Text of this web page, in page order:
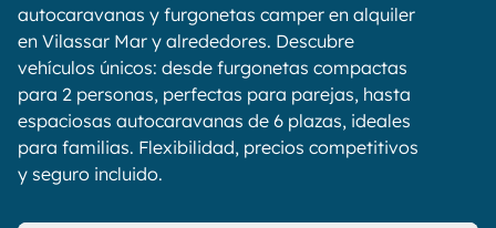
autocaravanas y furgonetas camper en alquiler
en Vilassar Mar y alrededores. Descubre
vehículos únicos: desde furgonetas compactas
para 2 personas, perfectas para parejas, hasta
espaciosas autocaravanas de 6 plazas, ideales
para familias. Flexibilidad, precios competitivos
y seguro incluido.